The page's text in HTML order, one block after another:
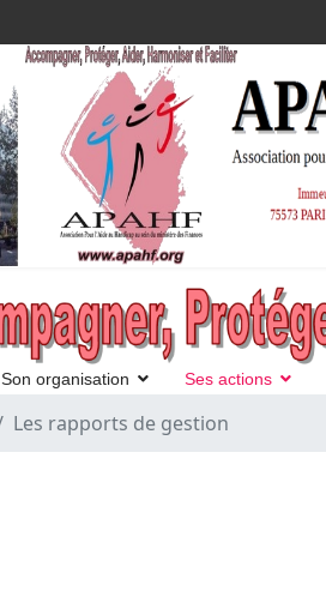
Son organisation Ses actions
Les rapports de gestion